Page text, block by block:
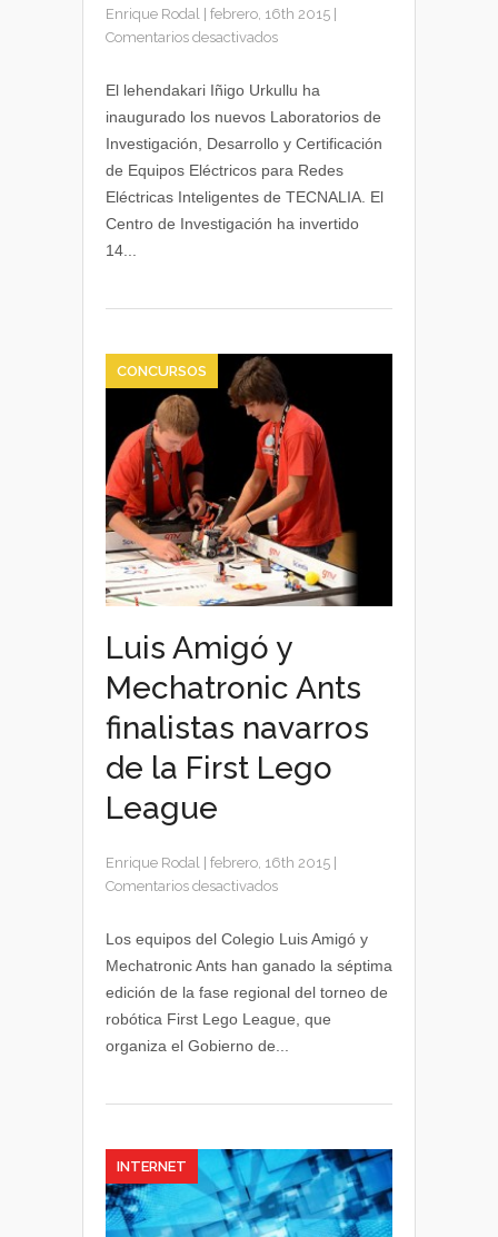
Enrique Rodal febrero, 16th 2015
Comentarios desactivadosen
inaugura
InGRID
para
Redes
Eléctricas
El lehendakari Iñigo Urkullu ha
inaugurado los nuevos Laboratorios de
Investigación, Desarrollo y Certificación
de Equipos Eléctricos para Redes
Eléctricas Inteligentes de TECNALIA. El
Centro de Investigación ha invertido
14...
CONCURSOS
Luis Amigó y
Mechatronic Ants
finalistas navarros
de la First Lego
League
Enrique Rodal febrero, 16th 2015
Comentarios desactivadosen
Amigó
Mechatronic
Ants
finalistas
navarros
League
Los equipos del Colegio Luis Amigó y
Mechatronic Ants han ganado la séptima
edición de la fase regional del torneo de
robótica First Lego League, que
organiza el Gobierno de...
INTERNET